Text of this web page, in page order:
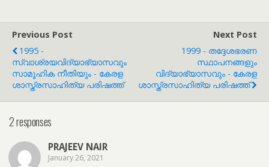
Previous Post
1995 -
സ്വാശ്രയവിദ്യാഭ്യാസവും
സാമൂഹിക നീതിയും - കേരള
ശാസ്ത്രസാഹിത്യ പരിഷത്ത്
Next Post
1999 - തദ്ദേശഭരണ
സ്ഥാപനങ്ങളും
വിദ്യാഭ്യാസവും - കേരള
ശാസ്ത്രസാഹിത്യ പരിഷത്ത്
2 responses
PRAJEEV NAIR
January 26, 2021